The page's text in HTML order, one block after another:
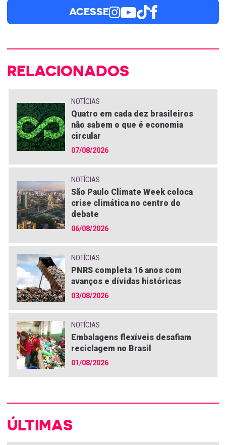
ACESSE
RELACIONADOS
NOTÍCIAS
Quatro em cada dez brasileiros
não sabem o que é economia
circular
07/08/2026
NOTÍCIAS
São Paulo Climate Week coloca
crise climática no centro do
debate
06/08/2026
NOTÍCIAS
PNRS completa 16 anos com
avanços e dívidas históricas
03/08/2026
NOTÍCIAS
Embalagens flexíveis desafiam
reciclagem no Brasil
01/08/2026
ÚLTIMAS